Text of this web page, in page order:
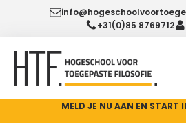
+31(0)85 8769712
MELD JE NU AAN EN START